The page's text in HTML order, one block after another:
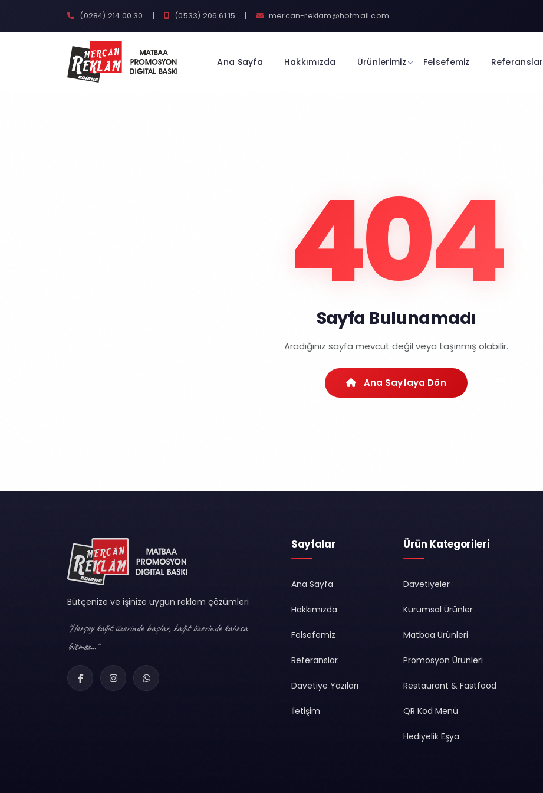
(0284) 214 00 30 | (0533) 206 61 15 | mercan-reklam@hotmail.com
Ana Sayfa Hakkımızda Ürünlerimiz Felsefemiz Referanslar
404
Sayfa Bulunamadı
Aradığınız sayfa mevcut değil veya taşınmış olabilir.
Ana Sayfaya Dön
Bütçenize ve işinize uygun reklam çözümleri
"Herşey kağıt üzerinde başlar, kağıt üzerinde kalırsa
bitmez..."
Sayfalar
Ana Sayfa
Hakkımızda
Felsefemiz
Referanslar
Davetiye Yazıları
İletişim
Ürün Kategorileri
Davetiyeler
Kurumsal Ürünler
Matbaa Ürünleri
Promosyon Ürünleri
Restaurant & Fastfood
QR Kod Menü
Hediyelik Eşya